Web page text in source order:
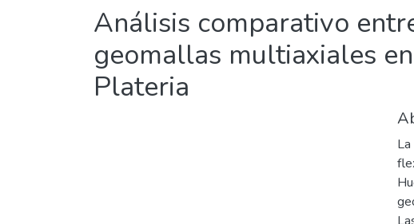
Análisis comparativo
geomallas multiaxiales
Plateria